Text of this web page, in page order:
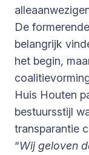
De
belangrijk
het begin,
Huis Houten
bestuursstijl
transparantie
“Wij geloven